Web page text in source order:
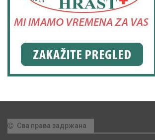
Сва права задржана